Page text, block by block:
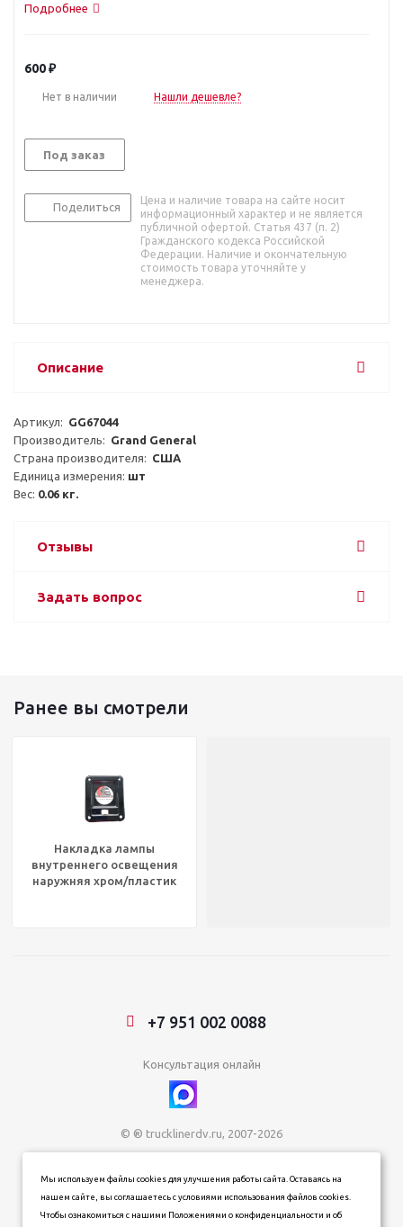
Подробнее
600₽
Нет в наличии Нашли дешевле?
Под заказ
Поделиться
Цена и наличие товара на сайте носит
информационный характер и не является
публичной офертой. Статья 437 (п. 2)
Гражданского кодекса Российской
Федерации. Наличие и окончательную
стоимость товара уточняйте у
менеджера.
Описание
Артикул: GG67044
Производитель: Grand General
Страна производителя: США
Единица измерения: шт
Вес: 0.06 кг.
Отзывы
Задать вопрос
Ранее вы смотрели
Накладка лампы
внутреннего освещения
наружняя хром/пластик
+7 951 002 0088
Консультация онлайн
© ® trucklinerdv.ru, 2007-2026
Информация о товарах, ценах и наличии на сайте носит
ИНН 253612854202
ОГРН 320253600063402
Мы используем файлы cookies для улучшения работы сайта. Оставаясь на
нашем сайте, вы соглашаетесь с условиями использования файлов cookies.
Чтобы ознакомиться с нашими Положениями о конфиденциальности и об